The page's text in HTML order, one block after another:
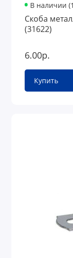
В наличии
Скоба
(31622)
6.00р.
Купить